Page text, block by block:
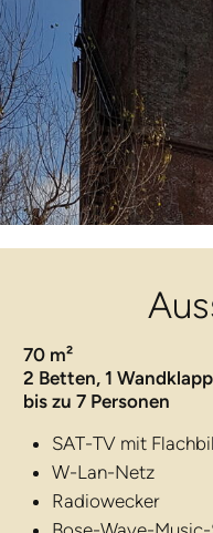
70 m²
2 Betten, 1
bis zu 7 Personen
SAT-TV mit
W-Lan-Netz
Radiowecker